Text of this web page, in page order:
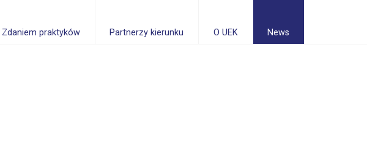
Zdaniem praktyków Partnerzy kierunku O UEK News